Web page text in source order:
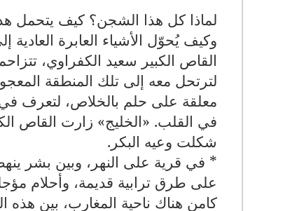
لماذا كل هذا الشجن؟ كيف يتحمل
وكيف يُحوّل الأشياء العابرة العادية
القاص الكبير سعيد الكفراوي،
لترتحل معه إلى تلك المنطقة
معلقة على حلم بالخلاص، لتعرف في
في القلب. «الخليج» زارت القاص
شكلت وعيه البكر .
* في قرية على النهر، وبين بشر
على طرق ترابية قديمة، وأحلام
كامن هناك ناحية المغارب، بين هذه